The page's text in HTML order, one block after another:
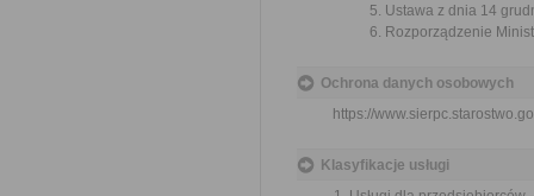
Ustawa z dnia 14
Rozporządzenie
Ochrona danych osobowych
https://
Klasyfikacje usługi